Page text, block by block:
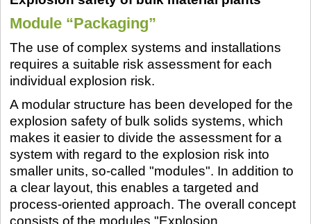
Module “Packaging”
The use of complex systems and installations
requires a suitable risk assessment for each
individual explosion risk.
A modular structure has been developed for the
explosion safety of bulk solids systems, which
makes it easier to divide the assessment for a
system with regard to the explosion risk into
smaller units, so-called "modules". In addition to
a clear layout, this enables a targeted and
process-oriented approach. The overall concept